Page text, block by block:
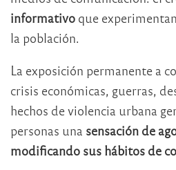
informativo que
la población.
La exposición permanente a
crisis económicas, guerras,
hechos de violencia urbana
personas una sensación de
modificando sus hábitos de